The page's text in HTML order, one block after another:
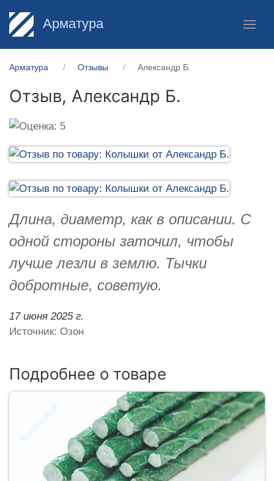
Арматура
Арматура Отзывы Александр Б.
Отзыв, Александр Б.
Длина, диаметр, как в описании. С
одной стороны заточил, чтобы
лучше лезли в землю. Тычки
добротные, советую.
17 июня 2025 г.
Источник: Озон
Подробнее о товаре